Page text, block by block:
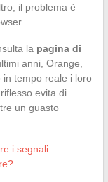
il problema è
la pagina di
anni, Orange,
in tempo reale i loro
evita di
un guasto
i segnali